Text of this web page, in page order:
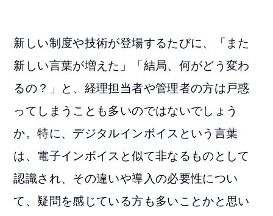
新しい制度や技術が登場するたびに、「また
新しい言葉が増えた」「結局、何がどう変わ
るの？」と、経理担当者や管理者の方は戸惑
ってしまうことも多いのではないでしょう
か。特に、デジタルインボイスという言葉
は、電子インボイスと似て非なるものとして
認識され、その違いや導入の必要性につい
て、疑問を感じている方も多いことかと思い